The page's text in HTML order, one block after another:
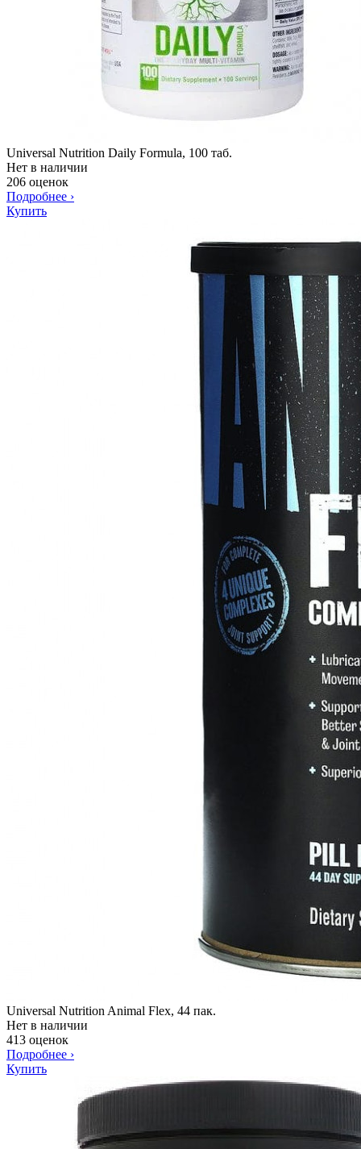
Universal Nutrition Daily Formula, 100 таб.
Нет в наличии
206 оценок
Подробнее ›
Купить
Universal Nutrition Animal Flex, 44 пак.
Нет в наличии
413 оценок
Подробнее ›
Купить